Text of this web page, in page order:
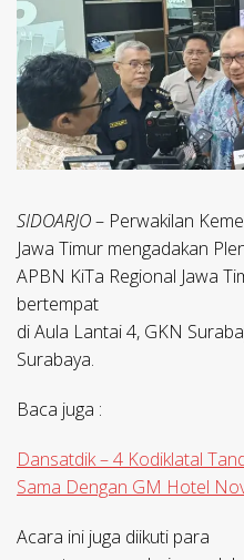
SIDOARJO– Perwakilan
Jawa Timur mengadakan
APBN KiTa Regional Jawa
bertempat
di Aula Lantai 4, GKN
Surabaya.
Baca juga :
Dansatdik – 4 Kodiklatal
Sama Dengan GM Hotel
Acara ini juga diikuti para